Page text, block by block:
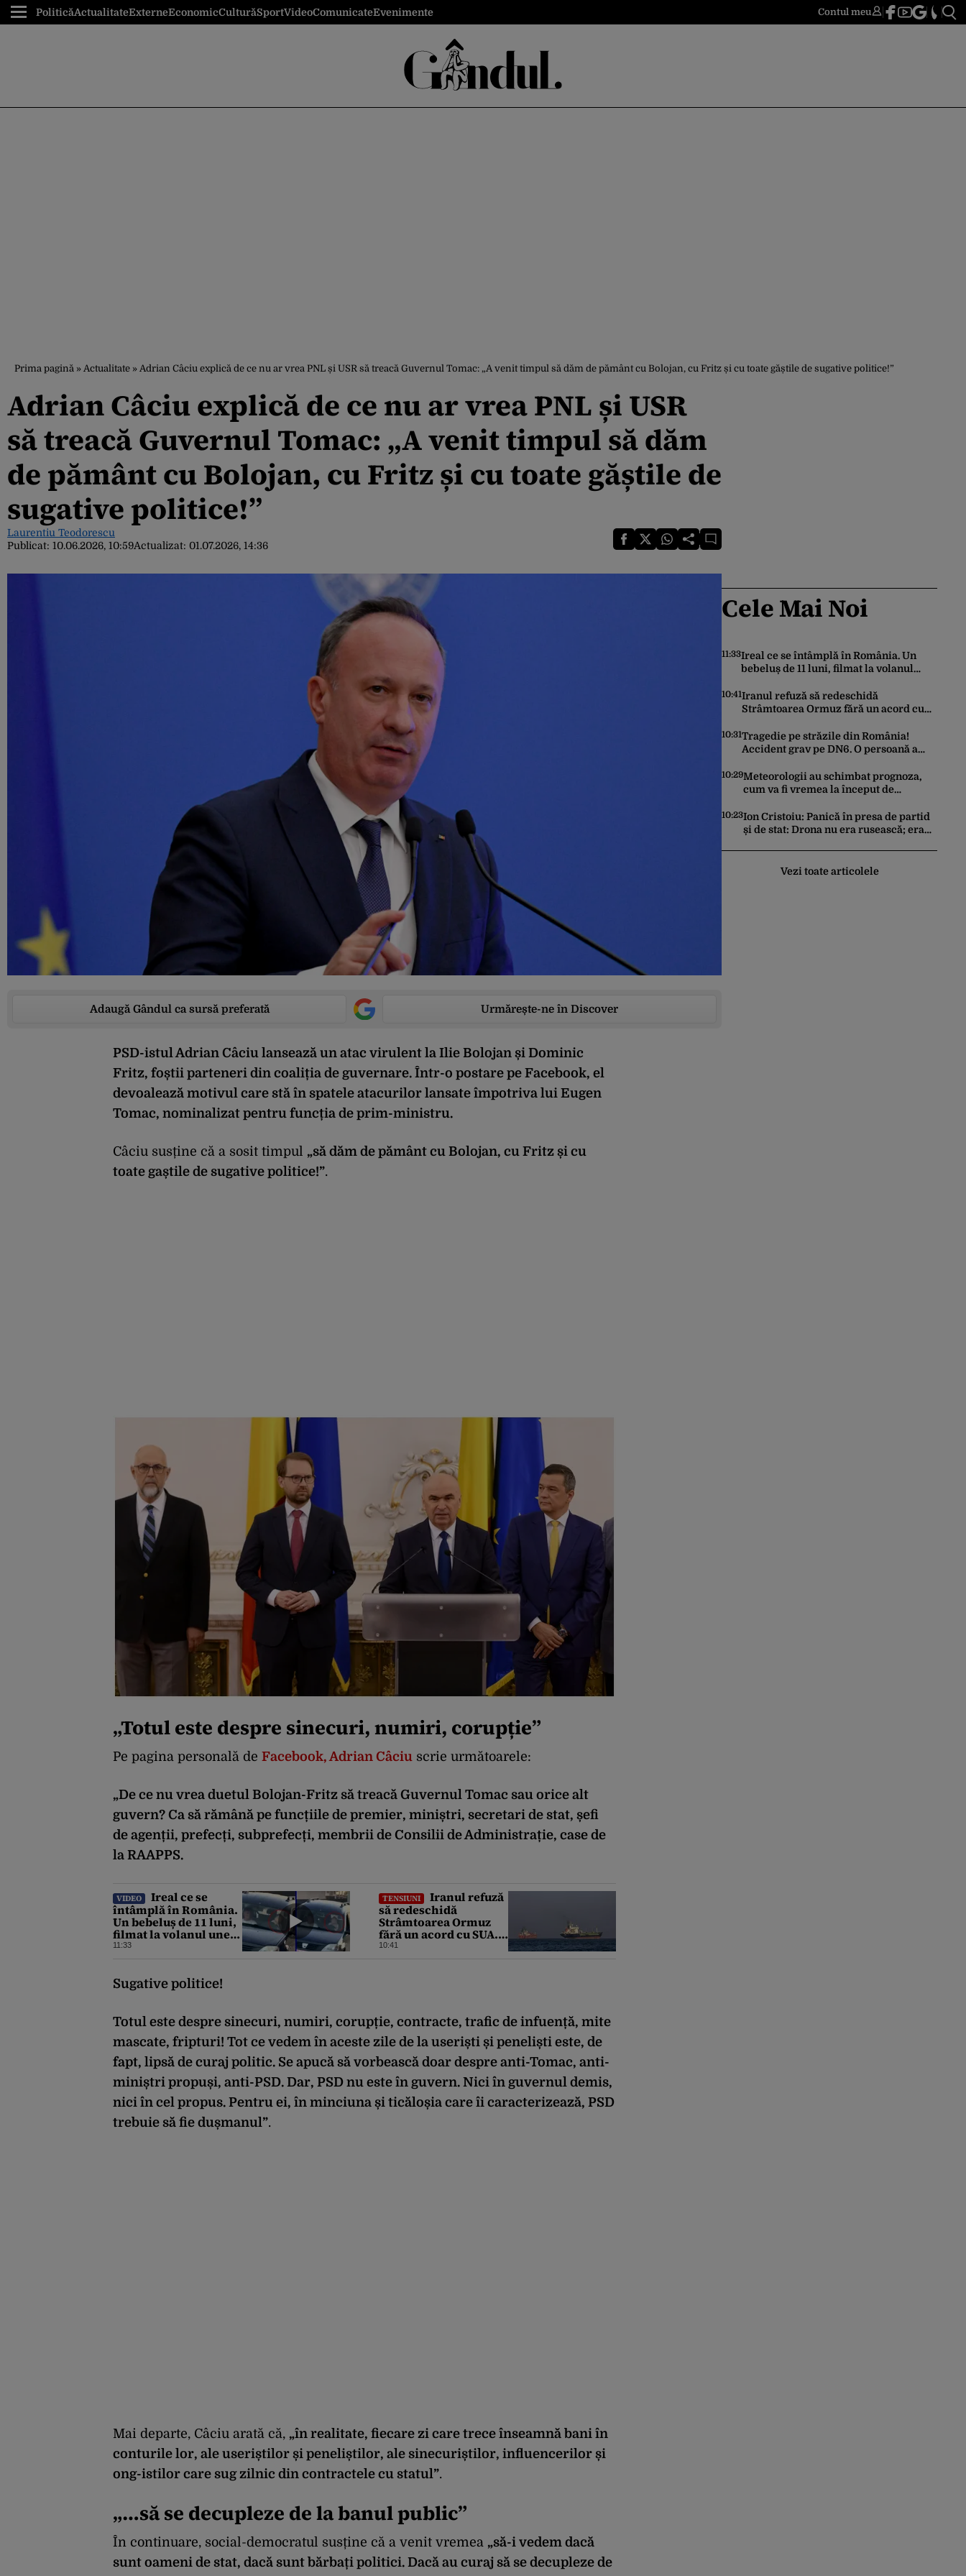
PoliticăActualitateExterneEconomicCulturăSportVideoComunicateEvenimente Contul meu
Prima pagină » Actualitate » Adrian Câciu explică de ce nu ar vrea PNL și USR să treacă Guvernul Tomac: „A venit timpul să dăm de pământ cu Bolojan, cu Fritz și cu toate găștile de sugative politice!”
Adrian Câciu explică de ce nu ar vrea PNL și USR
să treacă Guvernul Tomac: „A venit timpul să dăm
de pământ cu Bolojan, cu Fritz și cu toate găștile de
sugative politice!”
Laurentiu Teodorescu
Publicat: 10.06.2026, 10:59Actualizat: 01.07.2026, 14:36
Adaugă Gândul ca sursă preferată Urmărește-ne în Discover
PSD-istul Adrian Câciu lansează un atac virulent la Ilie Bolojan și Dominic
Fritz, foștii parteneri din coaliția de guvernare. Într-o postare pe Facebook, el
devoalează motivul care stă în spatele atacurilor lansate împotriva lui Eugen
Tomac, nominalizat pentru funcția de prim-ministru.
Câciu susține că a sosit timpul „să dăm de pământ cu Bolojan, cu Fritz și cu
toate gaștile de sugative politice!”.
„Totul este despre sinecuri, numiri, corupție”
Pe pagina personală de Facebook, Adrian Câciu scrie următoarele:
„De ce nu vrea duetul Bolojan-Fritz să treacă Guvernul Tomac sau orice alt
guvern? Ca să rămână pe funcțiile de premier, miniștri, secretari de stat, șefi
de agenții, prefecți, subprefecți, membrii de Consilii de Administrație, case de
la RAAPPS.
VIDEO
Ireal ce se
întâmplă în România.
Un bebeluș de 11 luni,
filmat la volanul unei
mașini
11:33
TENSIUNI
Iranul refuză
să redeschidă
Strâmtoarea Ormuz
fără un acord cu SUA.
Ce condiții pune
10:41
Sugative politice!
Totul este despre sinecuri, numiri, corupție, contracte, trafic de infuență, mite
mascate, fripturi! Tot ce vedem în aceste zile de la useriști și peneliști este, de
fapt, lipsă de curaj politic. Se apucă să vorbească doar despre anti-Tomac, anti-
miniștri propuși, anti-PSD. Dar, PSD nu este în guvern. Nici în guvernul demis,
nici în cel propus. Pentru ei, în minciuna și ticăloșia care îi caracterizează, PSD
trebuie să fie dușmanul”.
Mai departe, Câciu arată că, „în realitate, fiecare zi care trece înseamnă bani în
conturile lor, ale useriștilor și peneliștilor, ale sinecuriștilor, influencerilor și
ong-istilor care sug zilnic din contractele cu statul”.
„…să se decupleze de la banul public”
În continuare, social-democratul susține că a venit vremea „să-i vedem dacă
sunt oameni de stat, dacă sunt bărbați politici. Dacă au curaj să se decupleze de
Cele Mai Noi
11:33Ireal ce se întâmplă în România. Un
bebeluș de 11 luni, filmat la volanul
10:41Iranul refuză să redeschidă
Strâmtoarea Ormuz fără un acord cu
10:31Tragedie pe străzile din România!
Accident grav pe DN6. O persoană a
10:29Meteorologii au schimbat prognoza,
cum va fi vremea la început de
oră pentru Gândul
10:23Ion Cristoiu: Panică în presa de partid
și de stat: Drona nu era rusească; era
Vezi toate articolele